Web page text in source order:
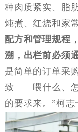
种肉质紧实、脂
炖煮、红烧和家
配方和管理规程
溯，出栏前必须
是简单的订单采
致——喂什么、怎
的要求来。”柯志